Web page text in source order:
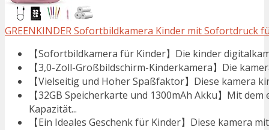
GREENKINDER Sofortbildkamera Kinder mit Sofortdruck
【Sofortbildkamera für Kinder】Die kinder
【3,0-Zoll-Großbildschirm-Kinderkamera】Die
【Vielseitig und Hoher Spaßfaktor】Diese kamera
【32GB Speicherkarte und 1300mAh Akku】Mit
Kapazität...
【Ein Ideales Geschenk für Kinder】Diese kamera